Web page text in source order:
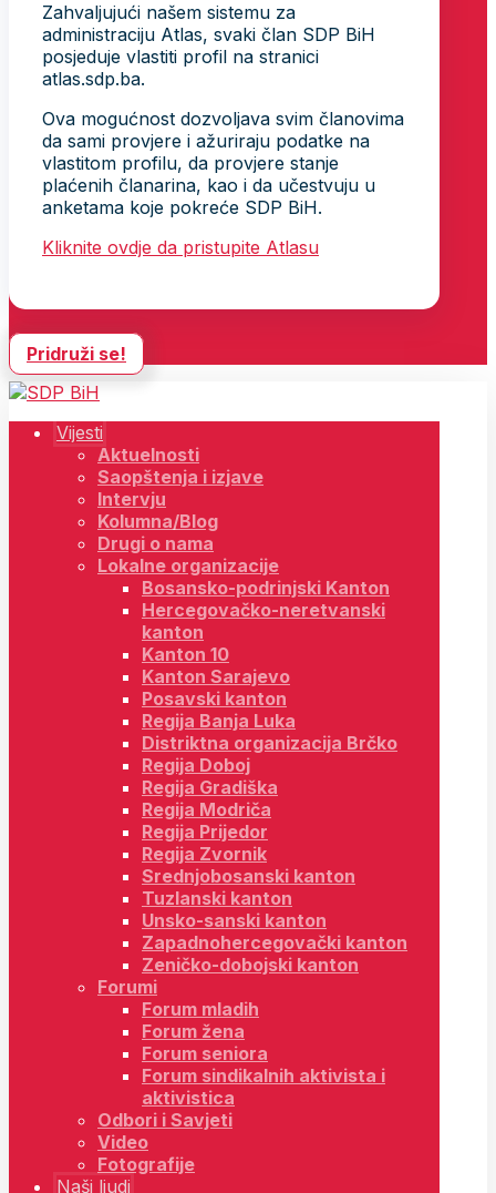
Zahvaljujući našem sistemu za
administraciju Atlas, svaki član SDP BiH
posjeduje vlastiti profil na stranici
atlas.sdp.ba.
Ova mogućnost dozvoljava svim članovima
da sami provjere i ažuriraju podatke na
vlastitom profilu, da provjere stanje
plaćenih članarina, kao i da učestvuju u
anketama koje pokreće SDP BiH.
Kliknite ovdje da pristupite Atlasu
Pridruži se!
Vijesti
Aktuelnosti
Saopštenja i izjave
Intervju
Kolumna/Blog
Drugi o nama
Lokalne organizacije
Bosansko-podrinjski Kanton
Hercegovačko-neretvanski
kanton
Kanton 10
Kanton Sarajevo
Posavski kanton
Regija Banja Luka
Distriktna organizacija Brčko
Regija Doboj
Regija Gradiška
Regija Modriča
Regija Prijedor
Regija Zvornik
Srednjobosanski kanton
Tuzlanski kanton
Unsko-sanski kanton
Zapadnohercegovački kanton
Zeničko-dobojski kanton
Forumi
Forum mladih
Forum žena
Forum seniora
Forum sindikalnih aktivista i
aktivistica
Odbori i Savjeti
Video
Fotografije
Naši ljudi